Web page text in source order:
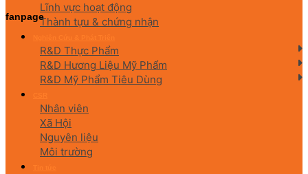
Lĩnh vực hoạt động
Thành tựu & chứng nhận
R&D Thực Phẩm
R&D Hương Liệu Mỹ Phẩm
R&D Mỹ Phẩm Tiêu Dùng
Nhân viên
Xã Hội
Nguyên liệu
Môi trường
fanpage